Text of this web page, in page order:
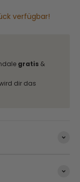
verfügbar!
gratis &
dir das